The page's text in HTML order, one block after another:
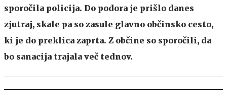
sporočila policija. Do podora je prišlo danes
zjutraj, skale pa so zasule glavno občinsko cesto,
ki je do preklica zaprta. Z občine so sporočili, da
bo sanacija trajala več tednov.